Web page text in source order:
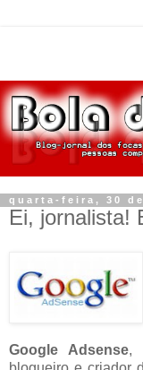
quarta-feira, 30
Ei, jornalista!
Google Adsense,